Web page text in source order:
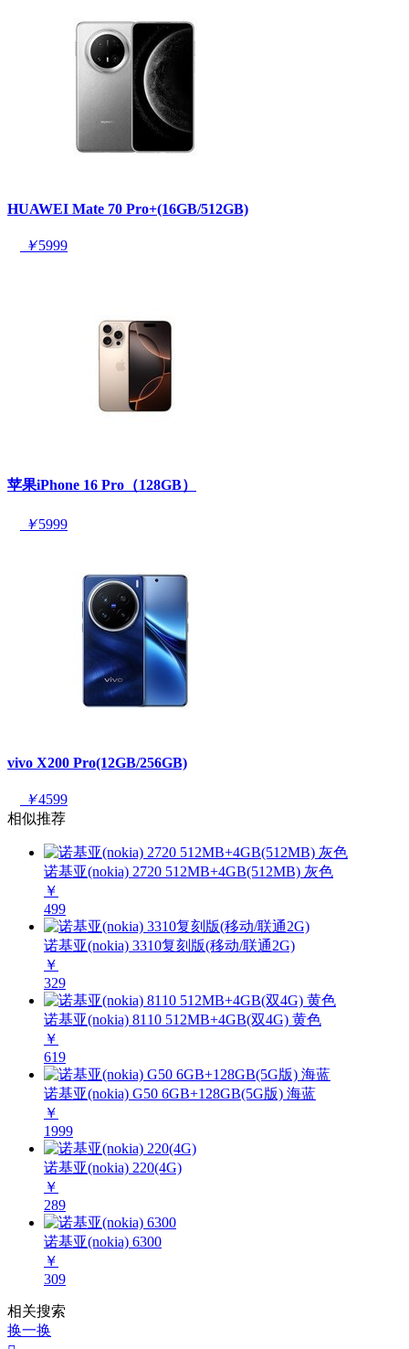
HUAWEI Mate 70 Pro+(16GB/512GB)
￥5999
苹果iPhone 16 Pro（128GB）
￥5999
vivo X200 Pro(12GB/256GB)
￥4599
相似推荐
诺基亚(nokia) 2720 512MB+4GB(512MB) 灰色
￥
499
诺基亚(nokia) 3310复刻版(移动/联通2G)
￥
329
诺基亚(nokia) 8110 512MB+4GB(双4G) 黄色
￥
619
诺基亚(nokia) G50 6GB+128GB(5G版) 海蓝
￥
1999
诺基亚(nokia) 220(4G)
￥
289
诺基亚(nokia) 6300
￥
309
相关搜索
换一换